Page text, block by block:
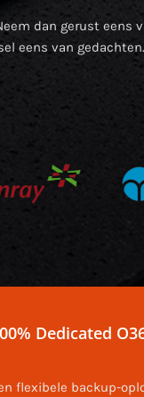
dan gerust eens
eens van gedachten.
Dedicated
flexibele backup-